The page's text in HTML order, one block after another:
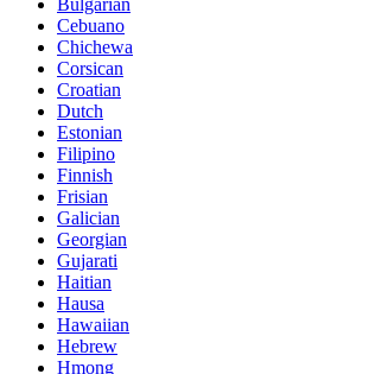
Cebuano
Chichewa
Corsican
Croatian
Dutch
Estonian
Filipino
Finnish
Frisian
Galician
Georgian
Gujarati
Haitian
Hausa
Hawaiian
Hebrew
Hmong